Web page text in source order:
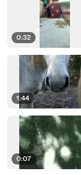
0:32
1:44
0:07